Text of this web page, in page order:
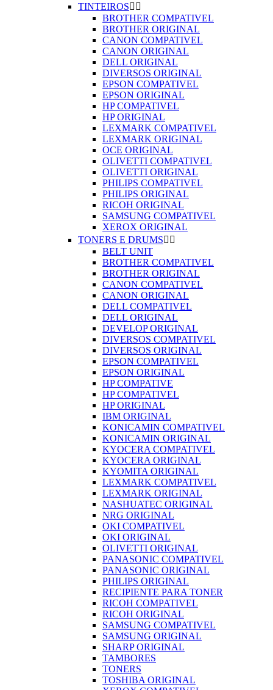
TINTEIROS 
BROTHER COMPATIVEL
BROTHER ORIGINAL
CANON COMPATIVEL
CANON ORIGINAL
DELL ORIGINAL
DIVERSOS ORIGINAL
EPSON COMPATIVEL
EPSON ORIGINAL
HP COMPATIVEL
HP ORIGINAL
LEXMARK COMPATIVEL
LEXMARK ORIGINAL
OCE ORIGINAL
OLIVETTI COMPATIVEL
OLIVETTI ORIGINAL
PHILIPS COMPATIVEL
PHILIPS ORIGINAL
RICOH ORIGINAL
SAMSUNG COMPATIVEL
XEROX ORIGINAL
TONERS E DRUMS 
BELT UNIT
BROTHER COMPATIVEL
BROTHER ORIGINAL
CANON COMPATIVEL
CANON ORIGINAL
DELL COMPATIVEL
DELL ORIGINAL
DEVELOP ORIGINAL
DIVERSOS COMPATIVEL
DIVERSOS ORIGINAL
EPSON COMPATIVEL
EPSON ORIGINAL
HP COMPATIVE
HP COMPATIVEL
HP ORIGINAL
IBM ORIGINAL
KONICAMIN COMPATIVEL
KONICAMIN ORIGINAL
KYOCERA COMPATIVEL
KYOCERA ORIGINAL
KYOMITA ORIGINAL
LEXMARK COMPATIVEL
LEXMARK ORIGINAL
NASHUATEC ORIGINAL
NRG ORIGINAL
OKI COMPATIVEL
OKI ORIGINAL
OLIVETTI ORIGINAL
PANASONIC COMPATIVEL
PANASONIC ORIGINAL
PHILIPS ORIGINAL
RECIPIENTE PARA TONER
RICOH COMPATIVEL
RICOH ORIGINAL
SAMSUNG COMPATIVEL
SAMSUNG ORIGINAL
SHARP ORIGINAL
TAMBORES
TONERS
TOSHIBA ORIGINAL